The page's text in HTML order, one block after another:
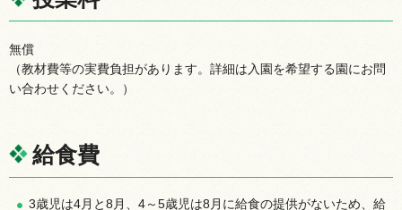
無償
（教材費等の実費負担があります。詳細は入園を希望する園にお問
い合わせください。）
給食費
3歳児は4月と8月、4～5歳児は8月に給食の提供がないため、給